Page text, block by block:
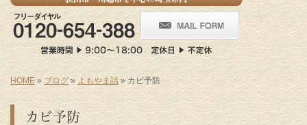
HOME » ブログ» よもやま話 » カビ予防
カビ予防